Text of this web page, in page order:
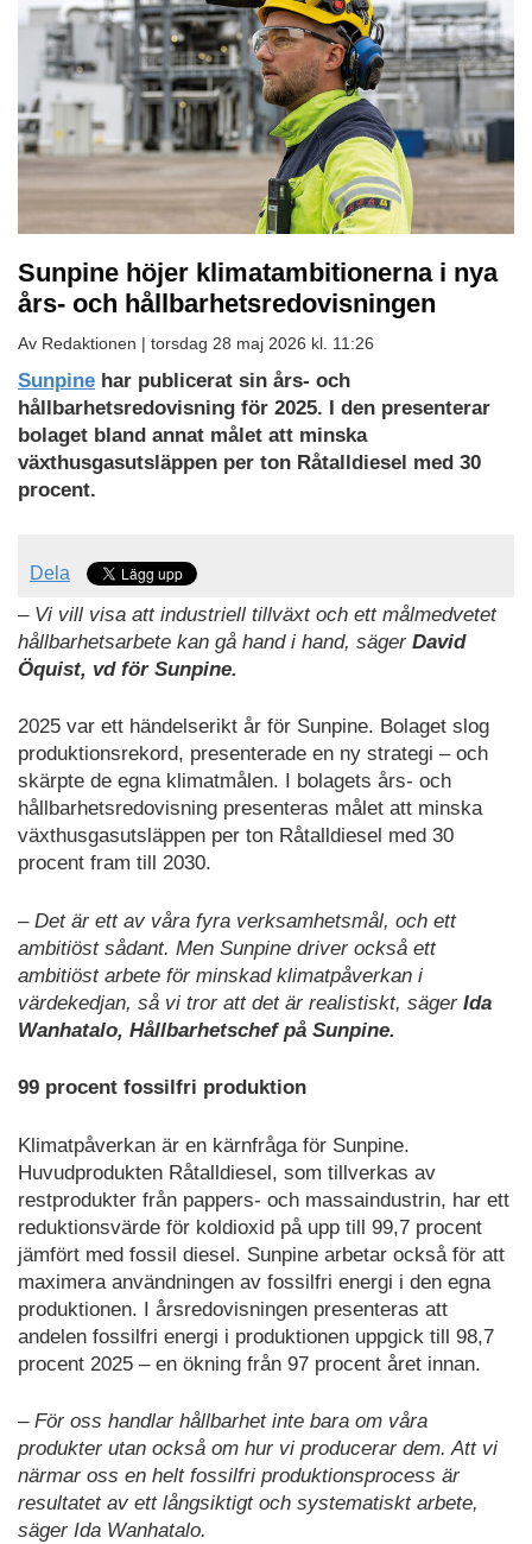
Sunpine höjer klimatambitionerna i nya
års- och hållbarhetsredovisningen
Av Redaktionen | torsdag 28 maj 2026 kl. 11:26
Sunpine har publicerat sin års- och
hållbarhetsredovisning för 2025. I den presenterar
bolaget bland annat målet att minska
växthusgasutsläppen per ton Råtalldiesel med 30
procent.
Dela
– Vi vill visa att industriell tillväxt och ett målmedvetet
hållbarhetsarbete kan gå hand i hand, säger David
Öquist, vd för Sunpine.
2025 var ett händelserikt år för Sunpine. Bolaget slog
produktionsrekord, presenterade en ny strategi – och
skärpte de egna klimatmålen. I bolagets års- och
hållbarhetsredovisning presenteras målet att minska
växthusgasutsläppen per ton Råtalldiesel med 30
procent fram till 2030.
– Det är ett av våra fyra verksamhetsmål, och ett
ambitiöst sådant. Men Sunpine driver också ett
ambitiöst arbete för minskad klimatpåverkan i
värdekedjan, så vi tror att det är realistiskt, säger Ida
Wanhatalo, Hållbarhetschef på Sunpine.
99 procent fossilfri produktion
Klimatpåverkan är en kärnfråga för Sunpine.
Huvudprodukten Råtalldiesel, som tillverkas av
restprodukter från pappers- och massaindustrin, har ett
reduktionsvärde för koldioxid på upp till 99,7 procent
jämfört med fossil diesel. Sunpine arbetar också för att
maximera användningen av fossilfri energi i den egna
produktionen. I årsredovisningen presenteras att
andelen fossilfri energi i produktionen uppgick till 98,7
procent 2025 – en ökning från 97 procent året innan.
– För oss handlar hållbarhet inte bara om våra
produkter utan också om hur vi producerar dem. Att vi
närmar oss en helt fossilfri produktionsprocess är
resultatet av ett långsiktigt och systematiskt arbete,
säger Ida Wanhatalo.